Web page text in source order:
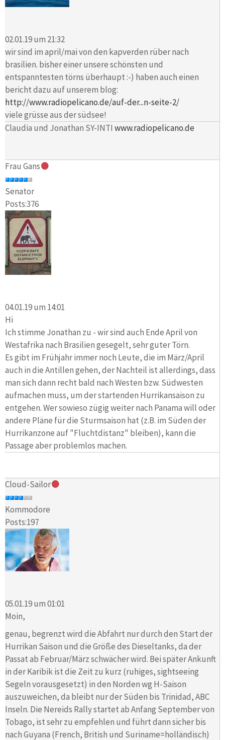
02.01.19 um 21:32
wir sind im april/mai von den kapverden rüber nach
brasilien. bisher einer unsere schönsten und
entspanntesten törns überhaupt :-) haben auch einen
bericht dazu auf unserem blog:
http://www.radiopelicano.de/auf-der...n-seite-2/
viele grüsse aus der südsee!
Claudia und Jonathan SY-INTI www.radiopelicano.de
Frau Gans
Senator
Posts:376
04.01.19 um 14:01
Hi
Ich stimme Jonathan zu - wir sind auch Ende April von
Westafrika nach Brasilien gesegelt, sehr guter Törn.
Es gibt im Frühjahr immer noch Leute, die im März/April
auch in die Antillen gehen, der Nachteil ist allerdings, dass
man sich dann recht bald nach Westen bzw. Südwesten
aufmachen muss, um der startenden Hurrikansaison zu
entgehen. Wer sowieso zügig weiter nach Panama will oder
andere Pläne für die Sturmsaison hat (z.B. im Süden der
Hurrikanzone auf "Fluchtdistanz" bleiben), kann die
Passage aber problemlos machen.
Cloud-Sailor
Kommodore
Posts:197
05.01.19 um 01:01
Moin,
genau, begrenzt wird die Abfahrt nur durch den Start der
Hurrikan Saison und die Größe des Dieseltanks, da der
Passat ab Februar/März schwächer wird. Bei später Ankunft
in der Karibik ist die Zeit zu kurz (ruhiges, sightseeing
Segeln vorausgesetzt) in den Norden wg H-Saison
auszuweichen, da bleibt nur der Süden bis Trinidad, ABC
Inseln. Die Nereids Rally startet ab Anfang September von
Tobago, ist sehr zu empfehlen und führt dann sicher bis
nach Guyana (French, British und Suriname=holländisch)